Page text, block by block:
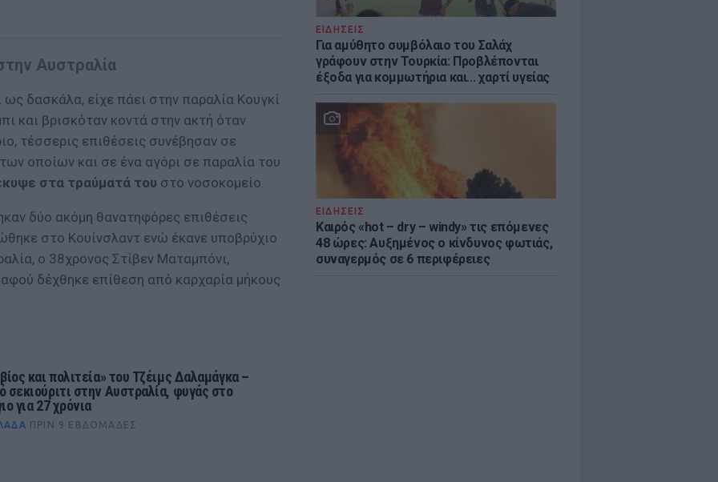
ΕΙΔΗΣΕΙΣ
Για αμύθητο συμβόλαιο του Σαλάχ
γράφουν στην Τουρκία: Προβλέπονται
έξοδα για κομμωτήρια και... χαρτί υγείας
ΕΙΔΗΣΕΙΣ
Καιρός «hot – dry – windy» τις επόμενες
48 ώρες: Αυξημένος ο κίνδυνος φωτιάς,
συναγερμός σε 6 περιφέρειες
Αυστραλία
δασκάλα, είχε πάει στην παραλία Κουγκί
και βρισκόταν κοντά στην ακτή όταν
τέσσερις επιθέσεις συνέβησαν σε
οποίων και σε ένα αγόρι σε παραλία του
στα τραύματά του στο νοσοκομείο.
δύο ακόμη θανατηφόρες επιθέσεις
στο Κουίνσλαντ ενώ έκανε υποβρύχιο
ο 38χρονος Στίβεν Ματαμπόνι,
δέχθηκε επίθεση από καρχαρία μήκους
και πολιτεία» του Τζέιμς Δαλαμάγκα –
σεκιούριτι στην Αυστραλία, φυγάς στο
για 27 χρόνια
ΠΡΙΝ 9 ΕΒΔΟΜΆΔΕΣ